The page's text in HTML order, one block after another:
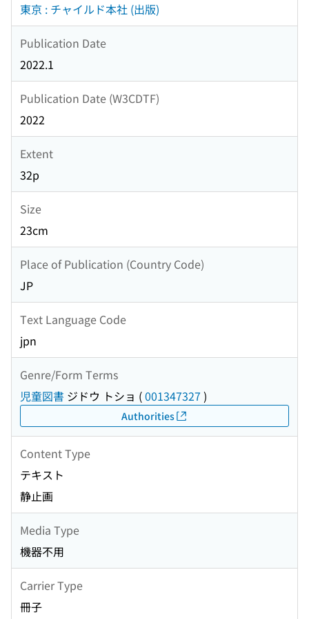
東京 : チャイルド本社 (出版)
Publication Date
2022.1
Publication Date (W3CDTF)
2022
Extent
32p
Size
23cm
Place of Publication (Country Code)
JP
Text Language Code
jpn
Genre/Form Terms
児童図書 ジドウ トショ (001347327 )
Authorities
Content Type
テキスト
静止画
Media Type
機器不用
Carrier Type
冊子